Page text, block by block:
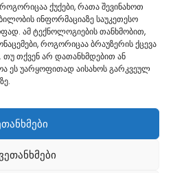
ქუქები, რათა შევინახოთ
ინფორმაციაზე საუკეთესო
ამ ტექნოლოგიების თანხმობით,
როგორიცაა ბრაუზერის ქცევა
თუ თქვენ არ დათანხმდებით ან
ეს უარყოფითად აისახოს გარკვეულ